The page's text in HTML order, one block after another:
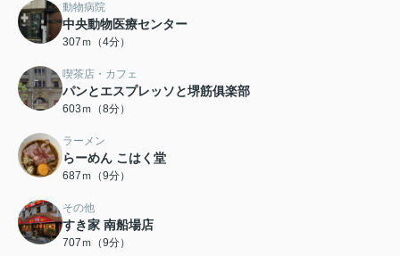
動物病院
中央動物医療センター
307ｍ（4分）
喫茶店・カフェ
パンとエスプレッソと堺筋俱楽部
603ｍ（8分）
ラーメン
らーめん こはく堂
687ｍ（9分）
その他
すき家 南船場店
707ｍ（9分）